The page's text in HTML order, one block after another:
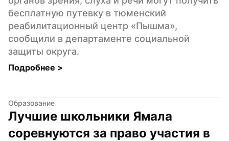
бесплатную путевку в тюменский
реабилитационный центр «Пышма»,
сообщили в департаменте социальной
защиты округа.
Подробнее >
Образование
Лучшие школьники Ямала
соревнуются за право участия в